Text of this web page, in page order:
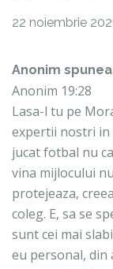
22 noiembrie
Anonim
Anonim 19:28
Lasa-l tu pe
expertii nostri in
jucat fotbal nu
vina mijlocului
protejeaza,
coleg. E, sa se
sunt cei mai
eu personal, din